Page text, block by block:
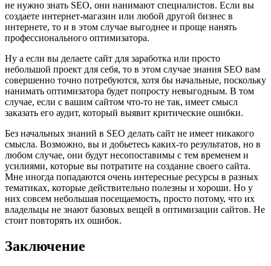
не нужно знать SEO, они нанимают специалистов. Если вы
создаете интернет-магазин или любой другой бизнес в
интернете, то и в этом случае выгоднее и проще нанять
профессионального оптимизатора.
Ну а если вы делаете сайт для заработка или просто
небольшой проект для себя, то в этом случае знания SEO вам
совершенно точно потребуются, хотя бы начальные, поскольку
нанимать оптимизатора будет попросту невыгодным. В том
случае, если с вашим сайтом что-то не так, имеет смысл
заказать его аудит, который выявит критические ошибки.
Без начальных знаний в SEO делать сайт не имеет никакого
смысла. Возможно, вы и добьетесь каких-то результатов, но в
любом случае, они будут несопоставимы с тем временем и
усилиями, которые вы потратите на создание своего сайта.
Мне иногда попадаются очень интересные ресурсы в разных
тематиках, которые действительно полезны и хороши. Но у
них совсем небольшая посещаемость, просто потому, что их
владельцы не знают базовых вещей в оптимизации сайтов. Не
стоит повторять их ошибок.
Заключение